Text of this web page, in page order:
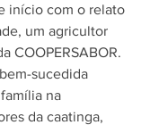
início com o relato
um agricultor
COOPERSABOR.
sucedida
na
da caatinga,